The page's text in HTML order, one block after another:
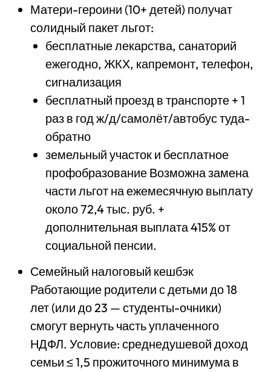
Матери-героини (10+ детей) получат
солидный пакет льгот:
бесплатные лекарства, санаторий
ежегодно, ЖКХ, капремонт, телефон,
сигнализация
бесплатный проезд в транспорте + 1
раз в год ж/д/самолёт/автобус туда-
обратно
земельный участок и бесплатное
профобразование Возможна замена
части льгот на ежемесячную выплату
около 72,4 тыс. руб. +
дополнительная выплата 415% от
социальной пенсии.
Семейный налоговый кешбэк
Работающие родители с детьми до 18
лет (или до 23 — студенты-очники)
смогут вернуть часть уплаченного
НДФЛ. Условие: среднедушевой доход
семьи ≤ 1,5 прожиточного минимума в